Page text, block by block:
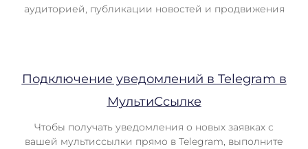
аудиторией, публикации новостей и продвижения
Подключение уведомлений в Telegram в
МультиСсылке
Чтобы получать уведомления о новых заявках с
вашей мультиссылки прямо в Telegram, выполните